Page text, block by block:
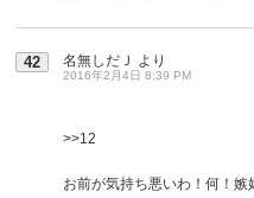
42 名無しだＪ より
2016年2月4日 8:39 PM
>>12
お前が気持ち悪いわ！何！嫉